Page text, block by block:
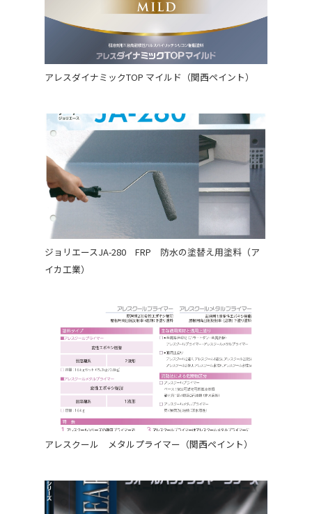
アレスダイナミックTOP マイルド（関西ペイント）
ジョリエースJA-280 FRP 防水の塗替え用塗料（ア
イカ工業）
アレスクール メタルプライマー（関西ペイント）